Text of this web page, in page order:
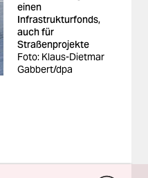
einen
Infrastrukturfonds,
auch für
Straßenprojekte
Foto: Klaus-Dietmar
Gabbert/dpa